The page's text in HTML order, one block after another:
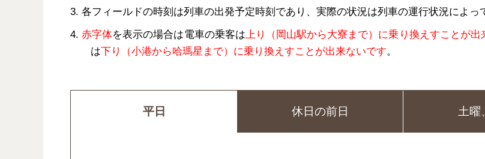
3. 各フィールドの時刻は列車の出発予定時刻であり、実際の状況は列車の運行状況によっ
4.赤字体を表示の場合は電車の乗客は上り（岡山駅から大寮まで）に乗り換えすことが出
は下り（小港から哈瑪星まで）に乗り換えすことが出来ないです。
平日 休日の前日 土曜